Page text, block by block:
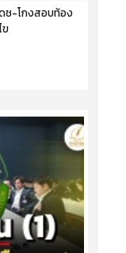
ช-โกงสอบท้อง
ข